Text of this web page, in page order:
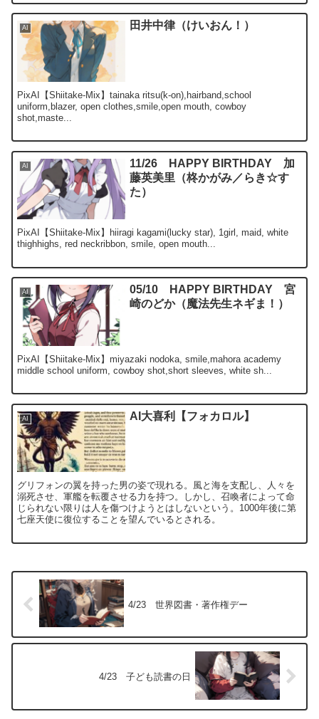
AI 田井中律（けいおん！）
PixAI【Shiitake-Mix】tainaka ritsu(k-on),hairband,school
uniform,blazer, open clothes,smile,open mouth, cowboy
shot,maste...
AI
11/26 HAPPY BIRTHDAY 加
藤英美里（柊かがみ／らき☆す
た）
PixAI【Shiitake-Mix】hiiragi kagami(lucky star), 1girl, maid, white
thighhighs, red neckribbon, smile, open mouth...
AI
05/10 HAPPY BIRTHDAY 宮
崎のどか（魔法先生ネギま！）
PixAI【Shiitake-Mix】miyazaki nodoka, smile,mahora academy
middle school uniform, cowboy shot,short sleeves, white sh...
AI AI大喜利【フォカロル】
グリフォンの翼を持った男の姿で現れる。風と海を支配し、人々を
溺死させ、軍艦を転覆させる力を持つ。しかし、召喚者によって命
じられない限りは人を傷つけようとはしないという。1000年後に第
七座天使に復位することを望んでいるとされる。
4/23 世界図書・著作権デー
4/23 子ども読書の日